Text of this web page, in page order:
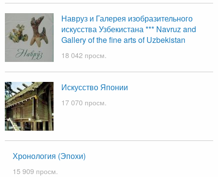
Навруз и Галерея изобразительного
искусства Узбекистана *** Navruz and
Gallery of the fine arts of Uzbekistan
18 042 просм.
Искусство Японии
17 070 просм.
Хронология (Эпохи)
15 909 просм.